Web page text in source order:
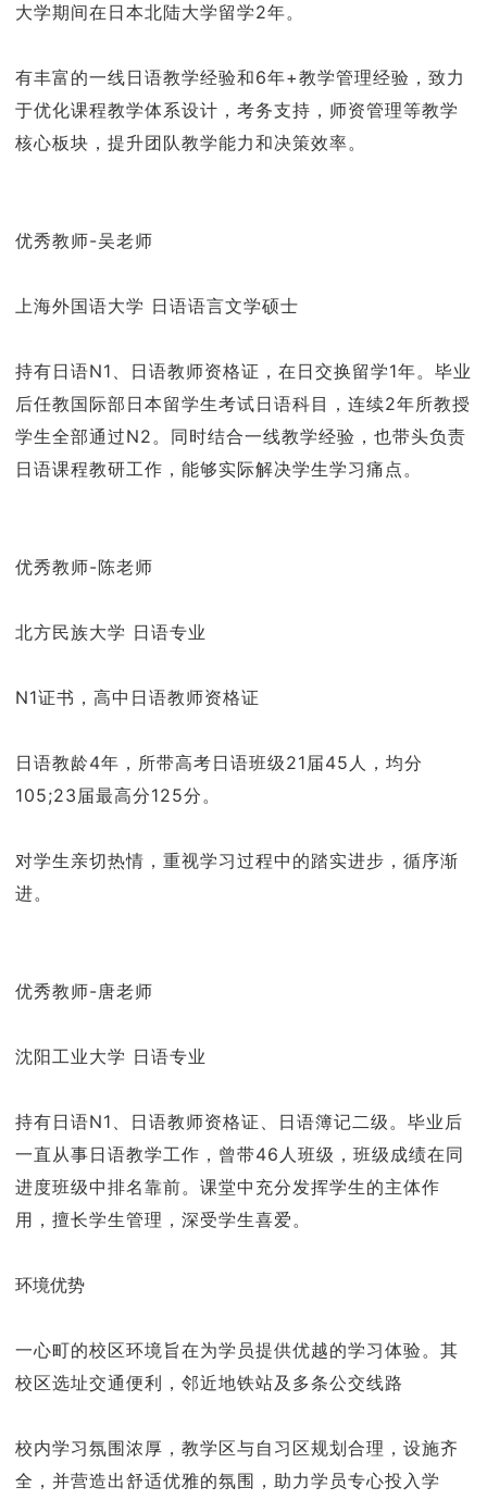
大学期间在⽇本北陆⼤学留学2年。
有丰富的一线日语教学经验和6年+教学管理经验，致力
于优化课程教学体系设计，考务支持，师资管理等教学
核心板块，提升团队教学能力和决策效率。
优秀教师-吴老师
上海外国语大学 日语语言文学硕士
持有日语N1、日语教师资格证，在日交换留学1年。毕业
后任教国际部日本留学生考试日语科目，连续2年所教授
学生全部通过N2。同时结合一线教学经验，也带头负责
日语课程教研工作，能够实际解决学生学习痛点。
优秀教师-陈老师
北方民族大学 日语专业
N1证书，高中日语教师资格证
日语教龄4年，所带高考日语班级21届45人，均分
105;23届最高分125分。
对学生亲切热情，重视学习过程中的踏实进步，循序渐
进。
优秀教师-唐老师
沈阳工业大学 日语专业
持有日语N1、日语教师资格证、日语簿记二级。毕业后
一直从事日语教学工作，曾带46人班级，班级成绩在同
进度班级中排名靠前。课堂中充分发挥学生的主体作
用，擅长学生管理，深受学生喜爱。
环境优势
一心町的校区环境旨在为学员提供优越的学习体验。其
校区选址交通便利，邻近地铁站及多条公交线路
校内学习氛围浓厚，教学区与自习区规划合理，设施齐
全，并营造出舒适优雅的氛围，助力学员专心投入学